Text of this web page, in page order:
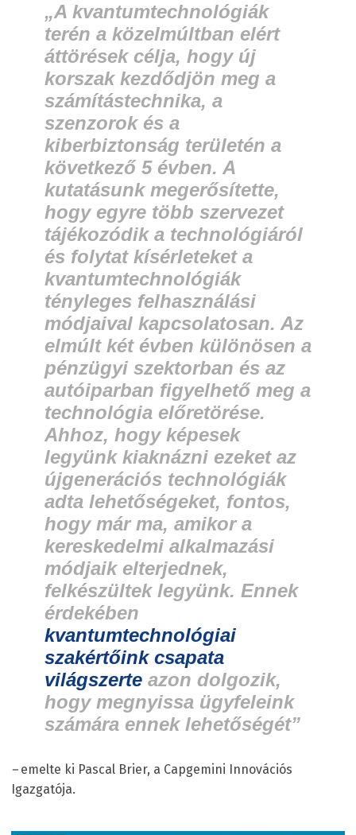
„A kvantumtechnológiák
terén a közelmúltban elért
áttörések célja, hogy új
korszak kezdődjön meg a
számítástechnika, a
szenzorok és a
kiberbiztonság területén a
következő 5 évben. A
kutatásunk megerősítette,
hogy egyre több szervezet
tájékozódik a technológiáról
és folytat kísérleteketa
kvantumtechnológiák
tényleges felhasználási
módjaival kapcsolatosan. Az
elmúlt két évben különösen a
pénzügyi szektorban és az
autóiparban figyelhető meg a
technológia előretörése.
Ahhoz, hogy képesek
legyünk kiaknázni ezeket az
újgenerációs technológiák
adta lehetőségeket, fontos,
hogy már ma, amikor a
kereskedelmi alkalmazási
módjaik elterjednek,
felkészültek legyünk. Ennek
érdekében
kvantumtechnológiai
szakértőink csapata
világszerte azon dolgozik,
hogy megnyissa ügyfeleink
számára ennek lehetőségét”
– emelte ki Pascal Brier, a Capgemini Innovációs
Igazgatója.